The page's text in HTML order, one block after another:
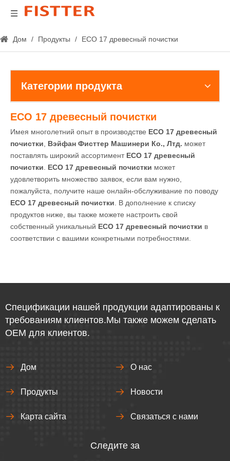
Дом / Продукты / ECO 17 древесный почистки
Категории продукта
ECO 17 древесный почистки
Имея многолетний опыт в производстве ECO 17 древесный
почистки
Вэйфан Фисттер Машинери Ко., Лтд. может
поставлять широкий ассортимент ECO 17 древесный
почистки
ECO 17 древесный почистки может
удовлетворить множество заявок, если вам нужно,
пожалуйста, получите наше онлайн-обслуживание по поводу
ECO 17 древесный почистки . В дополнение к списку
продуктов ниже, вы также можете настроить свой
собственный уникальный ECO 17 древесный почистки в
соответствии с вашими конкретными потребностями.
Спецификации нашей продукции адаптированы к
требованиям клиентов.Мы также можем сделать
OEM для клиентов.
Дом О нас
Продукты Новости
Карта сайта Связаться с нами
Следите за